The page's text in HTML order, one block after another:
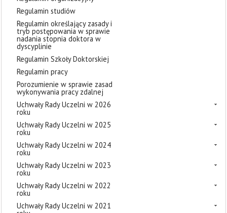
Regulamin studiów
Regulamin określający zasady i
tryb postępowania w sprawie
nadania stopnia doktora w
dyscyplinie
Regulamin Szkoły Doktorskiej
Regulamin pracy
Porozumienie w sprawie zasad
wykonywania pracy zdalnej
Uchwały Rady Uczelni w 2026
roku
Uchwały Rady Uczelni w 2025
roku
Uchwały Rady Uczelni w 2024
roku
Uchwały Rady Uczelni w 2023
roku
Uchwały Rady Uczelni w 2022
roku
Uchwały Rady Uczelni w 2021